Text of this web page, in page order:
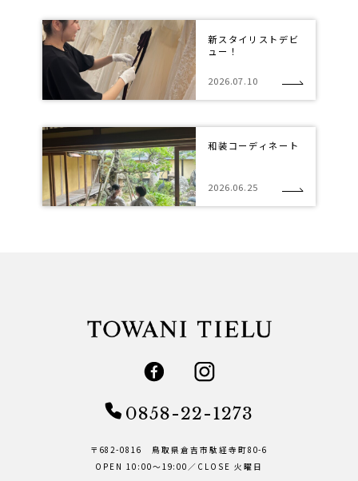
新スタイリストデビ
ュー！
2026.07.10
和装コーディネート
2026.06.25
0858-22-1273
〒682-0816 鳥取県倉吉市駄経寺町80-6
OPEN 10:00～19:00／CLOSE 火曜日